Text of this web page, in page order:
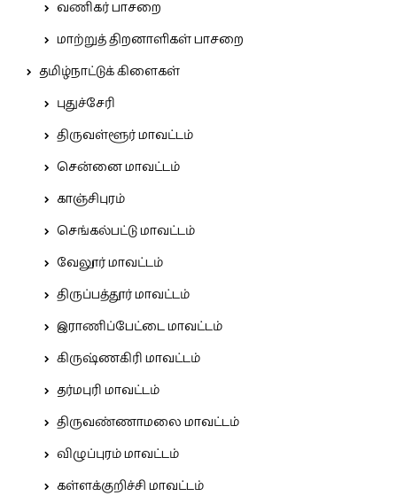
வணிகர் பாசறை
மாற்றுத் திறனாளிகள் பாசறை
தமிழ்நாட்டுக் கிளைகள்
புதுச்சேரி
திருவள்ளூர் மாவட்டம்
சென்னை மாவட்டம்
காஞ்சிபுரம்
செங்கல்பட்டு மாவட்டம்
வேலூர் மாவட்டம்
திருப்பத்தூர் மாவட்டம்
இராணிப்பேட்டை மாவட்டம்
கிருஷ்ணகிரி மாவட்டம்
தர்மபுரி மாவட்டம்
திருவண்ணாமலை மாவட்டம்
விழுப்புரம் மாவட்டம்
கள்ளக்குறிச்சி மாவட்டம்